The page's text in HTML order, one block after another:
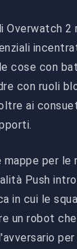
Overwatch 2
cose con
con ruoli
ai
mappe per
Push
in cui le
un robot
per